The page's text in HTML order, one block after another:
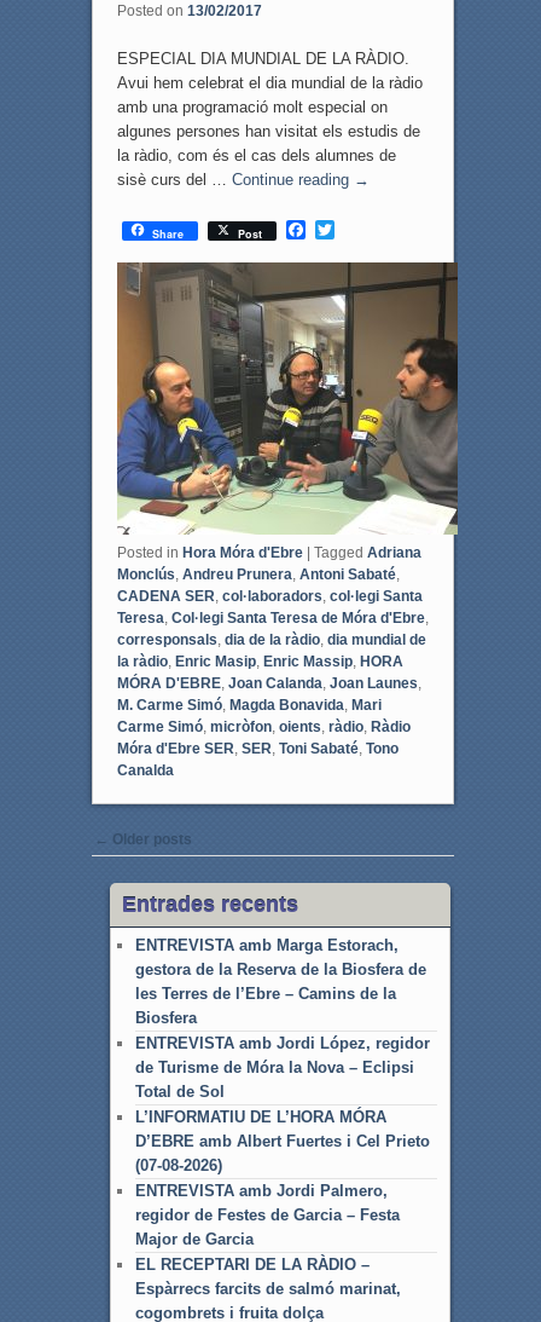
Posted on 13/02/2017
ESPECIAL DIA MUNDIAL DE LA RÀDIO.
Avui hem celebrat el dia mundial de la ràdio
amb una programació molt especial on
algunes persones han visitat els estudis de
la ràdio, com és el cas dels alumnes de
sisè curs del … Continue reading →
Share Post
F
c
e
o
o
k
T
i
t
t
e
r
Posted in Hora Móra d'Ebre | Tagged Adriana
Monclús Andreu Prunera Antoni Sabaté,
CADENA SER col·laboradors col·legi Santa
Teresa Col·legi Santa Teresa de Móra d'Ebre,
corresponsals dia de la ràdio, dia mundial de
la ràdio, Enric Masip, Enric Massip, HORA
MÓRA D'EBRE, Joan Calanda Joan Launes
M. Carme Simó, Magda Bonavida Mari
Carme Simó, micròfon, oients ràdio, Ràdio
Móra d'Ebre SER SER Toni Sabaté, Tono
Canalda
Post navigation
← Older posts
Entrades recents
ENTREVISTA amb Marga Estorach,
gestora de la Reserva de la Biosfera de
les Terres de l’Ebre – Camins de la
Biosfera
ENTREVISTA amb Jordi López, regidor
de Turisme de Móra la Nova – Eclipsi
Total de Sol
L’INFORMATIU DE L’HORA MÓRA
D’EBRE amb Albert Fuertes i Cel Prieto
(07-08-2026)
ENTREVISTA amb Jordi Palmero,
regidor de Festes de Garcia – Festa
Major de Garcia
EL RECEPTARI DE LA RÀDIO –
Espàrrecs farcits de salmó marinat,
cogombrets i fruita dolça